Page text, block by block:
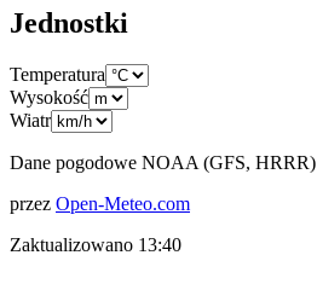
Jednostki
Temperatura
Wysokość
Wiatr
Dane pogodowe NOAA (GFS, HRRR)
przez Open-Meteo.com
Zaktualizowano 13:40